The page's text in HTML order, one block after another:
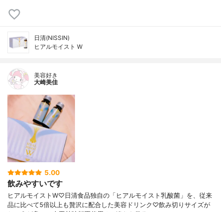
日清(NISSIN)
ヒアルモイスト W
美容好き
大崎美佳
5.00
飲みやすいです
ヒアルモイストW♡日清食品独自の「ヒアルモイスト乳酸菌」を、従来
品に比べて5倍以上も贅沢に配合した美容ドリンク♡飲み切りサイズが